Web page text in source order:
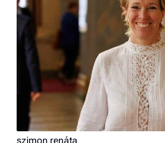
szimon renáta